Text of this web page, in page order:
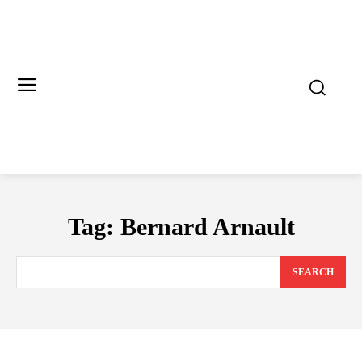
Tag: Bernard Arnault
SEARCH